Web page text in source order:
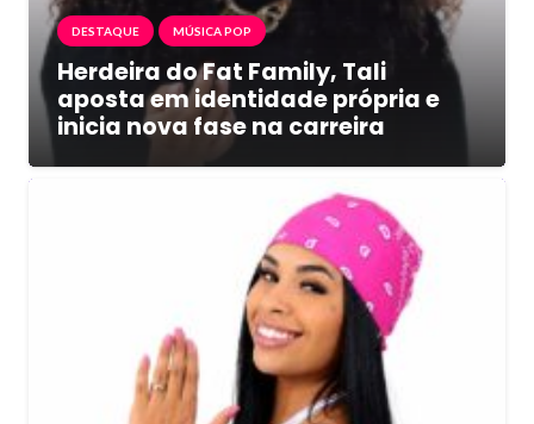
DESTAQUE MÚSICA POP
Herdeira do Fat Family, Tali
aposta em identidade própria e
inicia nova fase na carreira